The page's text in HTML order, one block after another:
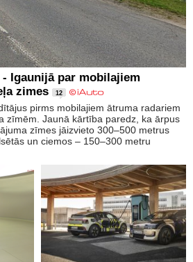
Igaunijā par mobilajiem
zimes
12
pirms mobilajiem ātruma radariem
zīmēm. Jaunā kārtība paredz, ka ārpus
zīmes jāizvieto 300–500 metrus
un ciemos – 150–300 metru